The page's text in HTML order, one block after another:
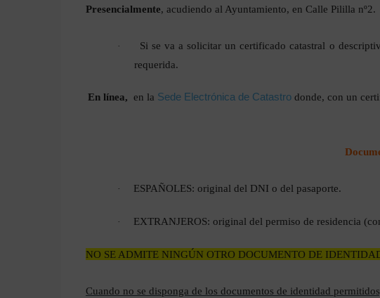
Presencialmente, acudiendo al Ayuntamiento, en Calle Pililla nº2.
·
Si se va a solicitar un certificado catastral o
requerida.
En línea, en la Sede Electrónica de Catastro donde, con un
· ESPAÑOLES: original del DNI o del pasaporte.
· EXTRANJEROS: original del permiso de residencia
NO SE ADMITE NINGÚN OTRO DOCUMENTO DE
Cuando no se disponga de los documentos de identidad